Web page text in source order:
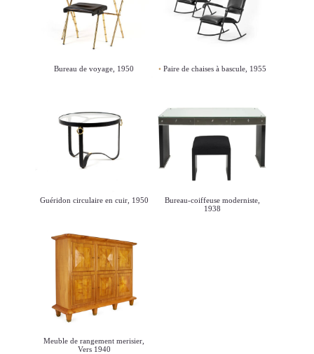
Bureau de voyage, 1950 Paire de chaises à bascule, 1955
Guéridon circulaire en cuir, 1950
Bureau-coiffeuse moderniste,
1938
Meuble de rangement merisier,
Vers 1940